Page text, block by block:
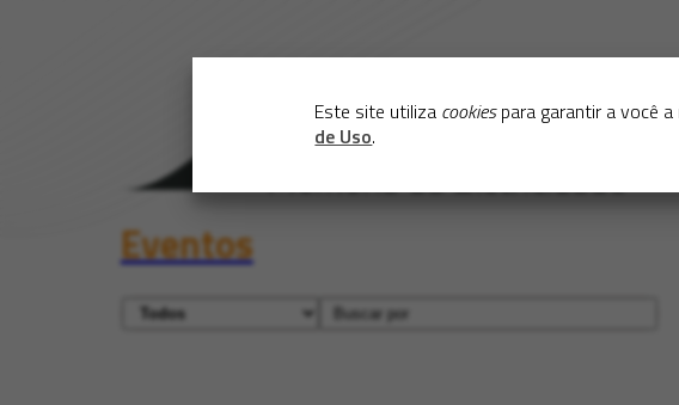
Este site utiliza cookiespara garantir a você a
de Uso.
Eventos